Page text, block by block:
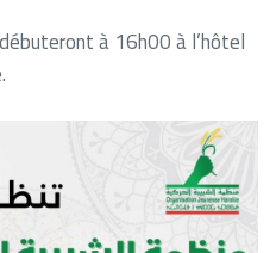
à 16h00 à l’hôtel